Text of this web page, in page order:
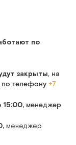
по
закрыты, на
по телефону +7
15:00, менеджер
менеджер